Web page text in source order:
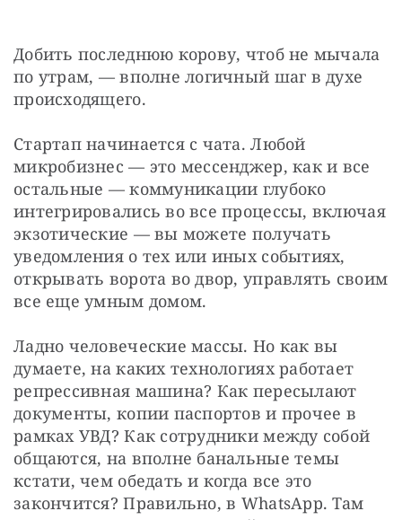
Добить последнюю корову, чтоб не мычала
по утрам, — вполне логичный шаг в духе
происходящего.
Стартап начинается с чата. Любой
микробизнес — это мессенджер, как и все
остальные — коммуникации глубоко
интегрировались во все процессы, включая
экзотические — вы можете получать
уведомления о тех или иных событиях,
открывать ворота во двор, управлять своим
все еще умным домом.
Ладно человеческие массы. Но как вы
думаете, на каких технологиях работает
репрессивная машина? Как пересылают
документы, копии паспортов и прочее в
рамках УВД? Как сотрудники между собой
общаются, на вполне банальные темы
кстати, чем обедать и когда все это
закончится? Правильно, в WhatsApp. Там